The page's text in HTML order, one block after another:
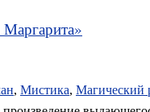
»
, Мистика, Магический